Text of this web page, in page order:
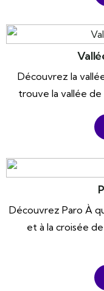
Découvrez la
trouve la vallée de
Découvrez Paro À
et à la croisée